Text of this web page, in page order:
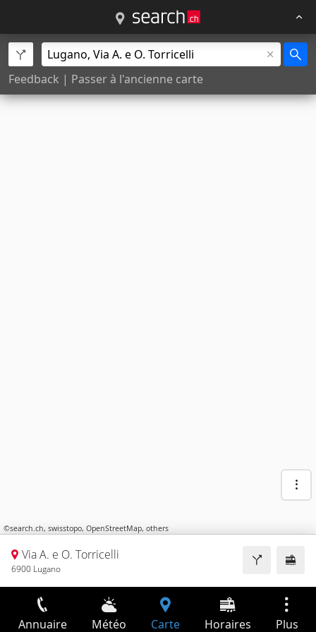
Feedback | Passer à l'ancienne carte
©search.ch, swisstopo, OpenStreetMap, others
Via A. e O. Torricelli
6900 Lugano
Annuaire Météo Carte Horaires Plus